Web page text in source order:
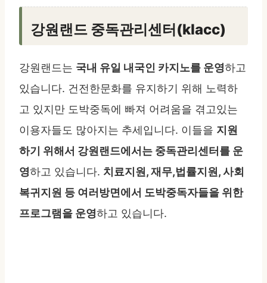
강원랜드 중독관리센터(klacc)
강원랜드는 국내 유일 내국인 카지노를 운영하고
있습니다. 건전한문화를 유지하기 위해 노력하
고 있지만 도박중독에 빠져 어려움을 겪고있는
이용자들도 많아지는 추세입니다. 이들을 지원
하기 위해서 강원랜드에서는 중독관리센터를 운
영하고 있습니다. 치료지원, 재무,법률지원, 사회
복귀지원 등 여러방면에서 도박중독자들을 위한
프로그램을 운영하고 있습니다.